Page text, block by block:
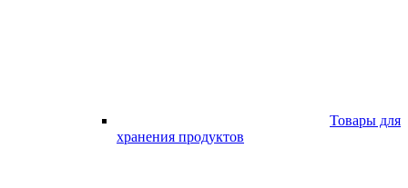
Товары для
хранения продуктов